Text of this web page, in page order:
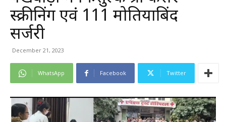
स्क्रीनिंग एवं 111 मोतियाबिंद
सर्जरी
December 21, 2023
WhatsApp Facebook Twitter